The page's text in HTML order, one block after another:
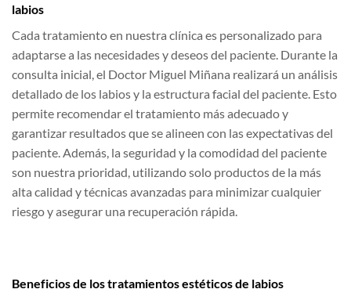
labios
Cada tratamiento en nuestra clínica es personalizado para
adaptarse a las necesidades y deseos del paciente. Durante la
consulta inicial, el Doctor Miguel Miñana realizará un análisis
detallado de los labios y la estructura facial del paciente. Esto
permite recomendar el tratamiento más adecuado y
garantizar resultados que se alineen con las expectativas del
paciente. Además, la seguridad y la comodidad del paciente
son nuestra prioridad, utilizando solo productos de la más
alta calidad y técnicas avanzadas para minimizar cualquier
riesgo y asegurar una recuperación rápida.
Beneficios de los tratamientos estéticos de labios